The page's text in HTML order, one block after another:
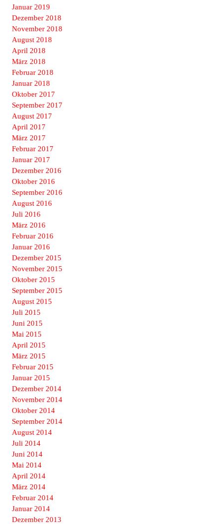
Januar 2019
Dezember 2018
November 2018
August 2018
April 2018
März 2018
Februar 2018
Januar 2018
Oktober 2017
September 2017
August 2017
April 2017
März 2017
Februar 2017
Januar 2017
Dezember 2016
Oktober 2016
September 2016
August 2016
Juli 2016
März 2016
Februar 2016
Januar 2016
Dezember 2015
November 2015
Oktober 2015
September 2015
August 2015
Juli 2015
Juni 2015
Mai 2015
April 2015
März 2015
Februar 2015
Januar 2015
Dezember 2014
November 2014
Oktober 2014
September 2014
August 2014
Juli 2014
Juni 2014
Mai 2014
April 2014
März 2014
Februar 2014
Januar 2014
Dezember 2013